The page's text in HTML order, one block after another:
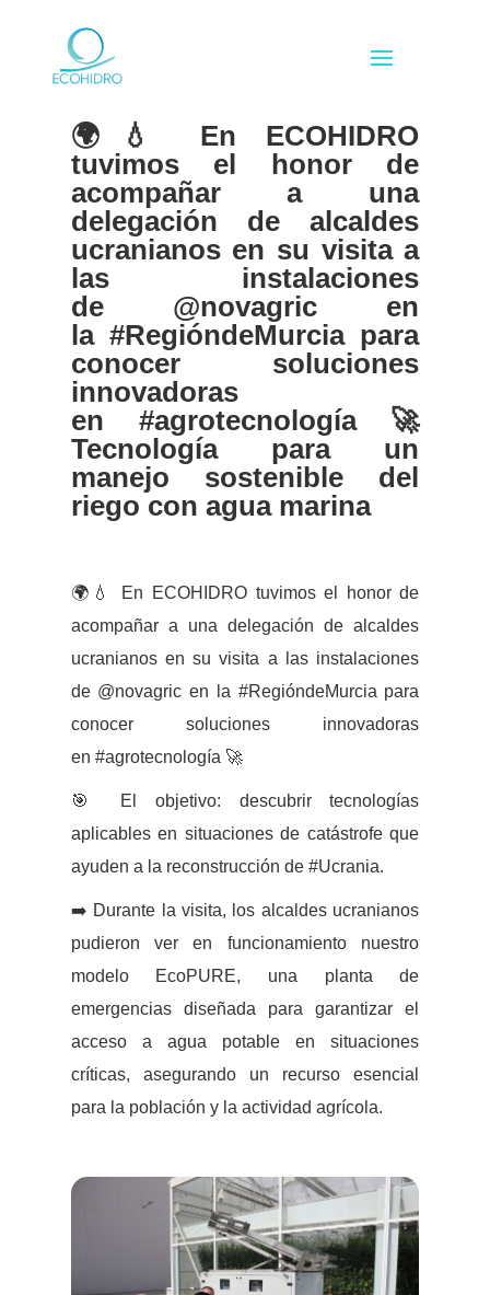
🌍💧 En ECOHIDRO
tuvimos el honor de
acompañar a una
delegación de alcaldes
ucranianos en su visita a
las instalaciones
de @novagric en
la #RegióndeMurciapara
conocer soluciones
innovadoras
en #agrotecnología🚀
Tecnología para un
manejo sostenible del
riego con agua marina
🌍💧 En ECOHIDRO tuvimos el honor de
acompañar a una delegación de alcaldes
ucranianos en su visita a las instalaciones
de @novagric en la #RegióndeMurcia para
conocer soluciones innovadoras
en #agrotecnología 🚀
🎯 El objetivo: descubrir tecnologías
aplicables en situaciones de catástrofe que
ayuden a la reconstrucción de #Ucrania.
➡️ Durante la visita, los alcaldes ucranianos
pudieron ver en funcionamiento nuestro
modelo EcoPURE, una planta de
emergencias diseñada para garantizar el
acceso a agua potable en situaciones
críticas, asegurando un recurso esencial
para la población y la actividad agrícola.